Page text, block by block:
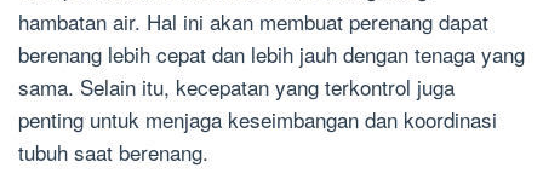
hambatan air. Hal ini akan membuat perenang dapat
berenang lebih cepat dan lebih jauh dengan tenaga yang
sama. Selain itu, kecepatan yang terkontrol juga
penting untuk menjaga keseimbangan dan koordinasi
tubuh saat berenang.